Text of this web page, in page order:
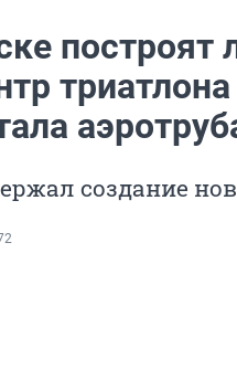
создание